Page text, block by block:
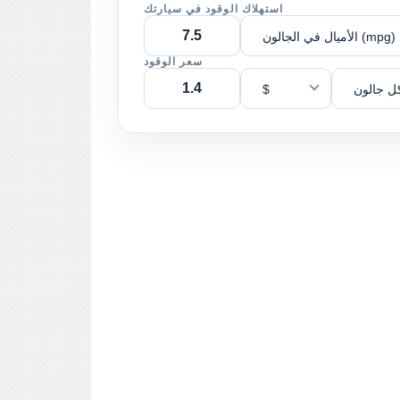
استهلاك الوقود في سيارتك
الأميال في الجالون (mpg)
سعر الوقود
$ جالون